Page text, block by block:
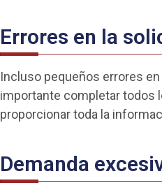
Errores en la
Incluso pequeños errores
importante completar todos
proporcionar toda la
Demanda